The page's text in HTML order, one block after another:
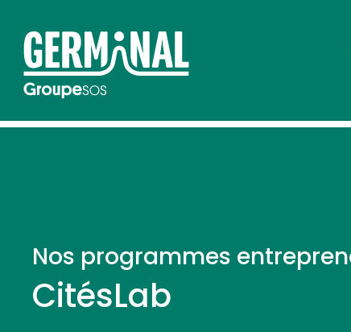
Nos programmes
CitésLab